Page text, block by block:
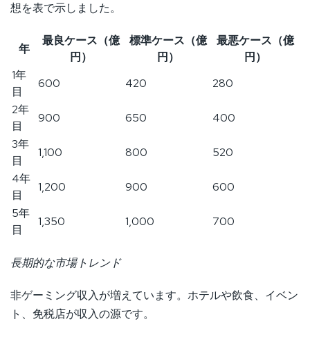
想を表で示しました。
年
最良ケース（億
円）
標準ケース（億
円）
最悪ケース（億
円）
1年
目
600 420
280
2年
目
900 650
400
3年
目
1,100 800
520
4年
目
1,200 900
600
5年
目
1,350 1,000 700
長期的な市場トレンド
非ゲーミング収入が増えています。ホテルや飲食、イベン
ト、免税店が収入の源です。